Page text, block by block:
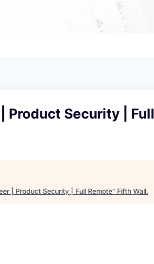
Product Security | Full
| Product Security | Full Remote" Fifth Wall.